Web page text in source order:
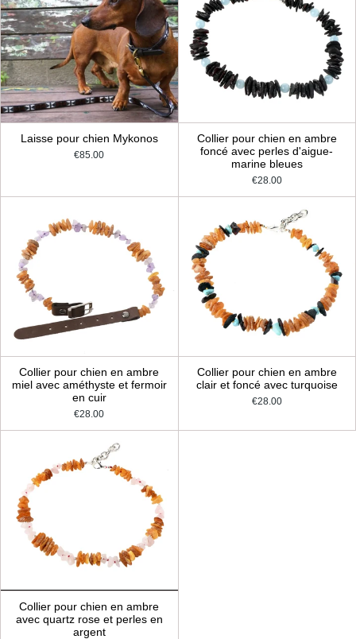
Laisse pour chien Mykonos
€85.00
Collier pour chien en ambre
foncé avec perles d'aigue-
marine bleues
€28.00
Collier pour chien en ambre
miel avec améthyste et fermoir
en cuir
€28.00
Collier pour chien en ambre
clair et foncé avec turquoise
€28.00
Collier pour chien en ambre
avec quartz rose et perles en
argent